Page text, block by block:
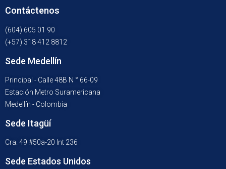
Contáctenos
(604) 605 01 90
(+57) 318 412 8812
Sede Medellín
Principal - Calle 48B N ° 66-09
Estación Metro Suramericana
Medellín - Colombia
Sede Itagüí
Cra. 49 #50a-20 Int 236
Sede Estados Unidos